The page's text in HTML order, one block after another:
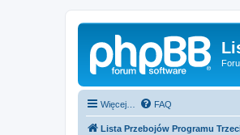
Więcej… FAQ
Lista Przebojów Programu